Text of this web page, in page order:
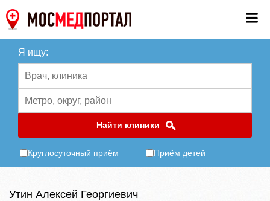
Я ищу:
Найти клиники
Круглосуточный приём Приём детей
Утин Алексей Георгиевич